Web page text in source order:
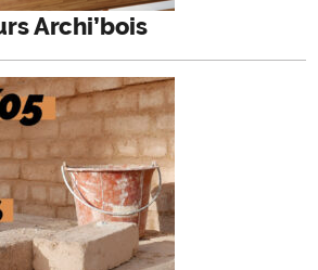
Archi’bois